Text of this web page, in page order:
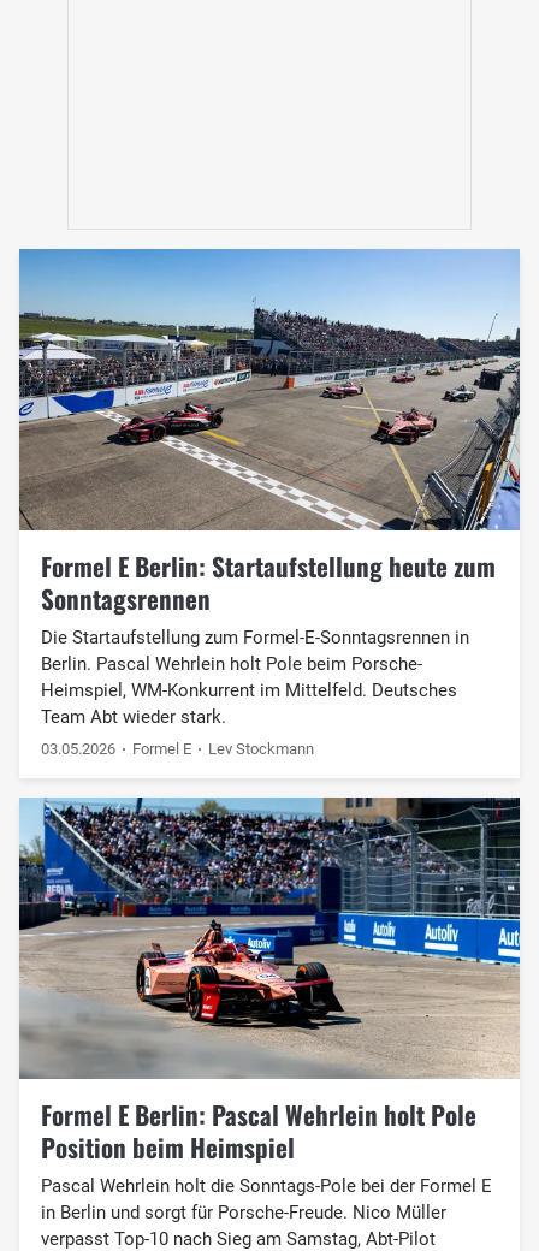
Formel E Berlin: Startaufstellung heute zum
Sonntagsrennen
Die Startaufstellung zum Formel-E-Sonntagsrennen in
Berlin. Pascal Wehrlein holt Pole beim Porsche-
Heimspiel, WM-Konkurrent im Mittelfeld. Deutsches
Team Abt wieder stark.
03.05.2026 Formel E Lev Stockmann
Formel E Berlin: Pascal Wehrlein holt Pole
Position beim Heimspiel
Pascal Wehrlein holt die Sonntags-Pole bei der Formel E
in Berlin und sorgt für Porsche-Freude. Nico Müller
verpasst Top-10 nach Sieg am Samstag, Abt-Pilot